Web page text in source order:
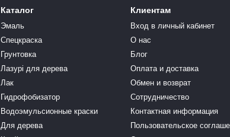
Каталог
Эмаль
Спецкраска
Грунтовка
Лазурі для дерева
Лак
Гидрофобизатор
Водоэмульсионные краски
Для дерева
Клиентам
Вход в личный кабинет
О нас
Блог
Оплата и доставка
Обмен и возврат
Сотрудничество
Контактная информация
Пользовательское